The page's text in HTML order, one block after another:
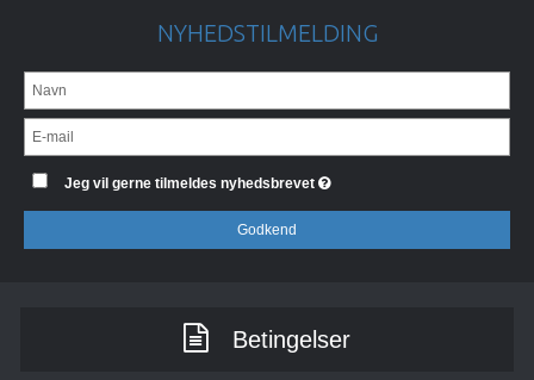
NYHEDSTILMELDING
Jeg vil gerne tilmeldes nyhedsbrevet
Godkend
Betingelser